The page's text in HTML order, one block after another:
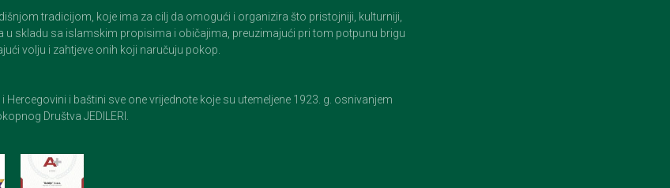
tradicijom, koje ima za cilj da omogući i organizira što pristojniji, kulturniji,
u skladu sa islamskim propisima i običajima, preuzimajući pri tom potpunu brigu
volju i zahtjeve onih koji naručuju pokop.
i baštini sve one vrijednote koje su utemeljene 1923. g. osnivanjem
Društva JEDILERI.